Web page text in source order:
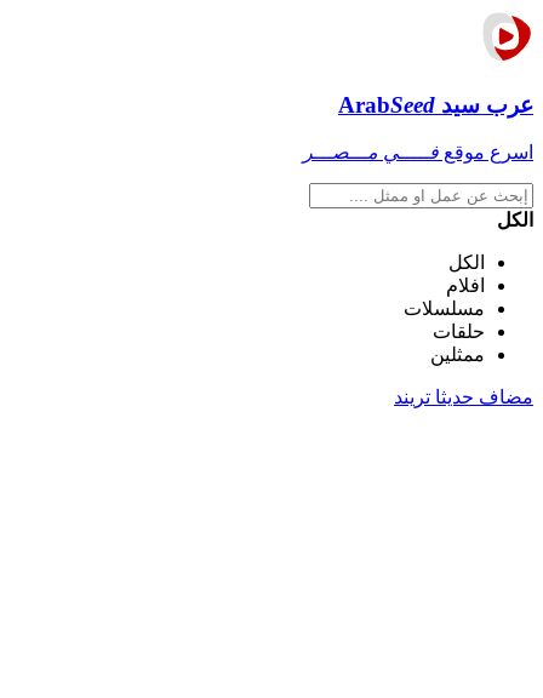
عرب سيد ArabSeed
اسرع موقع فـــــي مـــصـــر
الكل
الكل
افلام
مسلسلات
حلقات
ممثلين
مضاف حديثا تريند